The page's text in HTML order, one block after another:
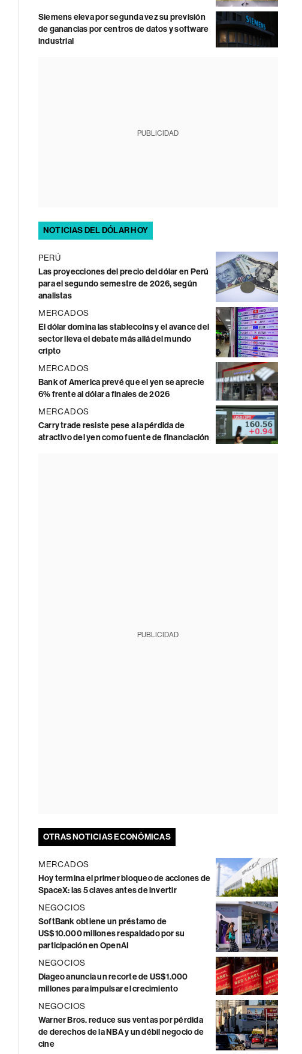
Siemens eleva por segunda vez su previsión
de ganancias por centros de datos y software
industrial
PUBLICIDAD
NOTICIAS DEL DÓLAR HOY
PERÚ
Las proyecciones del precio del dólar en Perú
para el segundo semestre de 2026, según
analistas
MERCADOS
El dólar domina las stablecoins y el avance del
sector lleva el debate más allá del mundo
cripto
MERCADOS
Bank of America prevé que el yen se aprecie
6% frente al dólar a finales de 2026
MERCADOS
Carry trade resiste pese a la pérdida de
atractivo del yen como fuente de financiación
PUBLICIDAD
OTRAS NOTICIAS ECONÓMICAS
MERCADOS
Hoy termina el primer bloqueo de acciones de
SpaceX: las 5 claves antes de invertir
NEGOCIOS
SoftBank obtiene un préstamo de
US$10.000 millones respaldado por su
participación en OpenAI
NEGOCIOS
Diageo anuncia un recorte de US$1.000
millones para impulsar el crecimiento
NEGOCIOS
Warner Bros. reduce sus ventas por pérdida
de derechos de la NBA y un débil negocio de
cine